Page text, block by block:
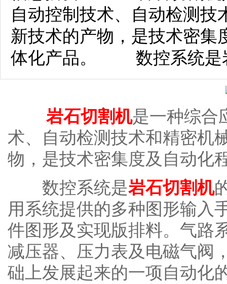
自动控制技术、自动检测技
新技术的产物，是技术密集
体化产品。 数控系统是
岩石切割机是一种综合
术、自动检测技术和精密机
物，是技术密集度及自动化
数控系统是岩石切割机
用系统提供的多种图形输入
件图形及实现版排料。气路
减压器、压力表及电磁气阀
础上发展起来的一项自动化